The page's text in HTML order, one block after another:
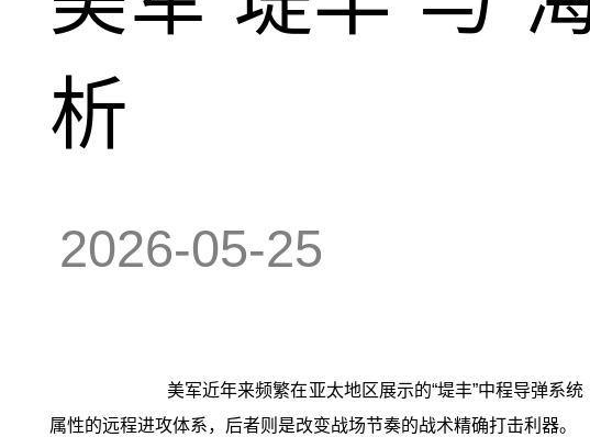
析
2026-05-25
美军近年来频繁在亚太地区展示的“堤丰”中程导弹系
属性的远程进攻体系，后者则是改变战场节奏的战术精确打击利器。